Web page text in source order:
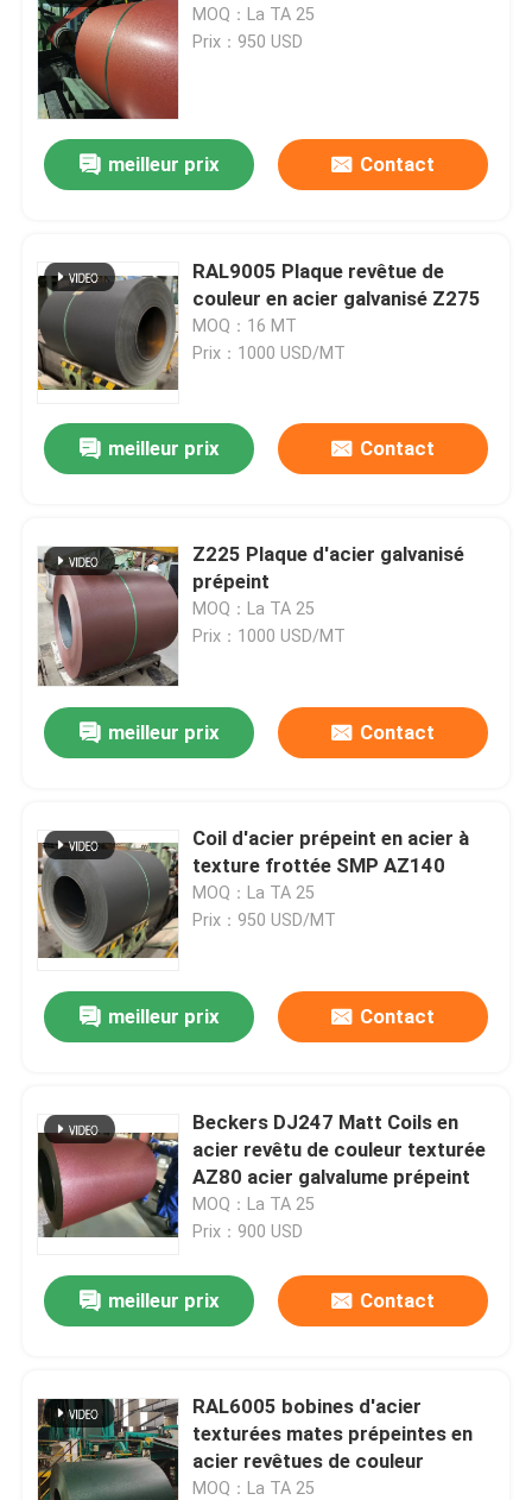
MOQ：La TA 25
Prix：950 USD
meilleur prix Contact
RAL9005 Plaque revêtue de
couleur en acier galvanisé Z275
MOQ：16 MT
Prix：1000 USD/MT
meilleur prix Contact
Z225 Plaque d'acier galvanisé
prépeint
MOQ：La TA 25
Prix：1000 USD/MT
meilleur prix Contact
Coil d'acier prépeint en acier à
texture frottée SMP AZ140
MOQ：La TA 25
Prix：950 USD/MT
meilleur prix Contact
Beckers DJ247 Matt Coils en
acier revêtu de couleur texturée
AZ80 acier galvalume prépeint
MOQ：La TA 25
Prix：900 USD
meilleur prix Contact
RAL6005 bobines d'acier
texturées mates prépeintes en
acier revêtues de couleur
MOQ：La TA 25